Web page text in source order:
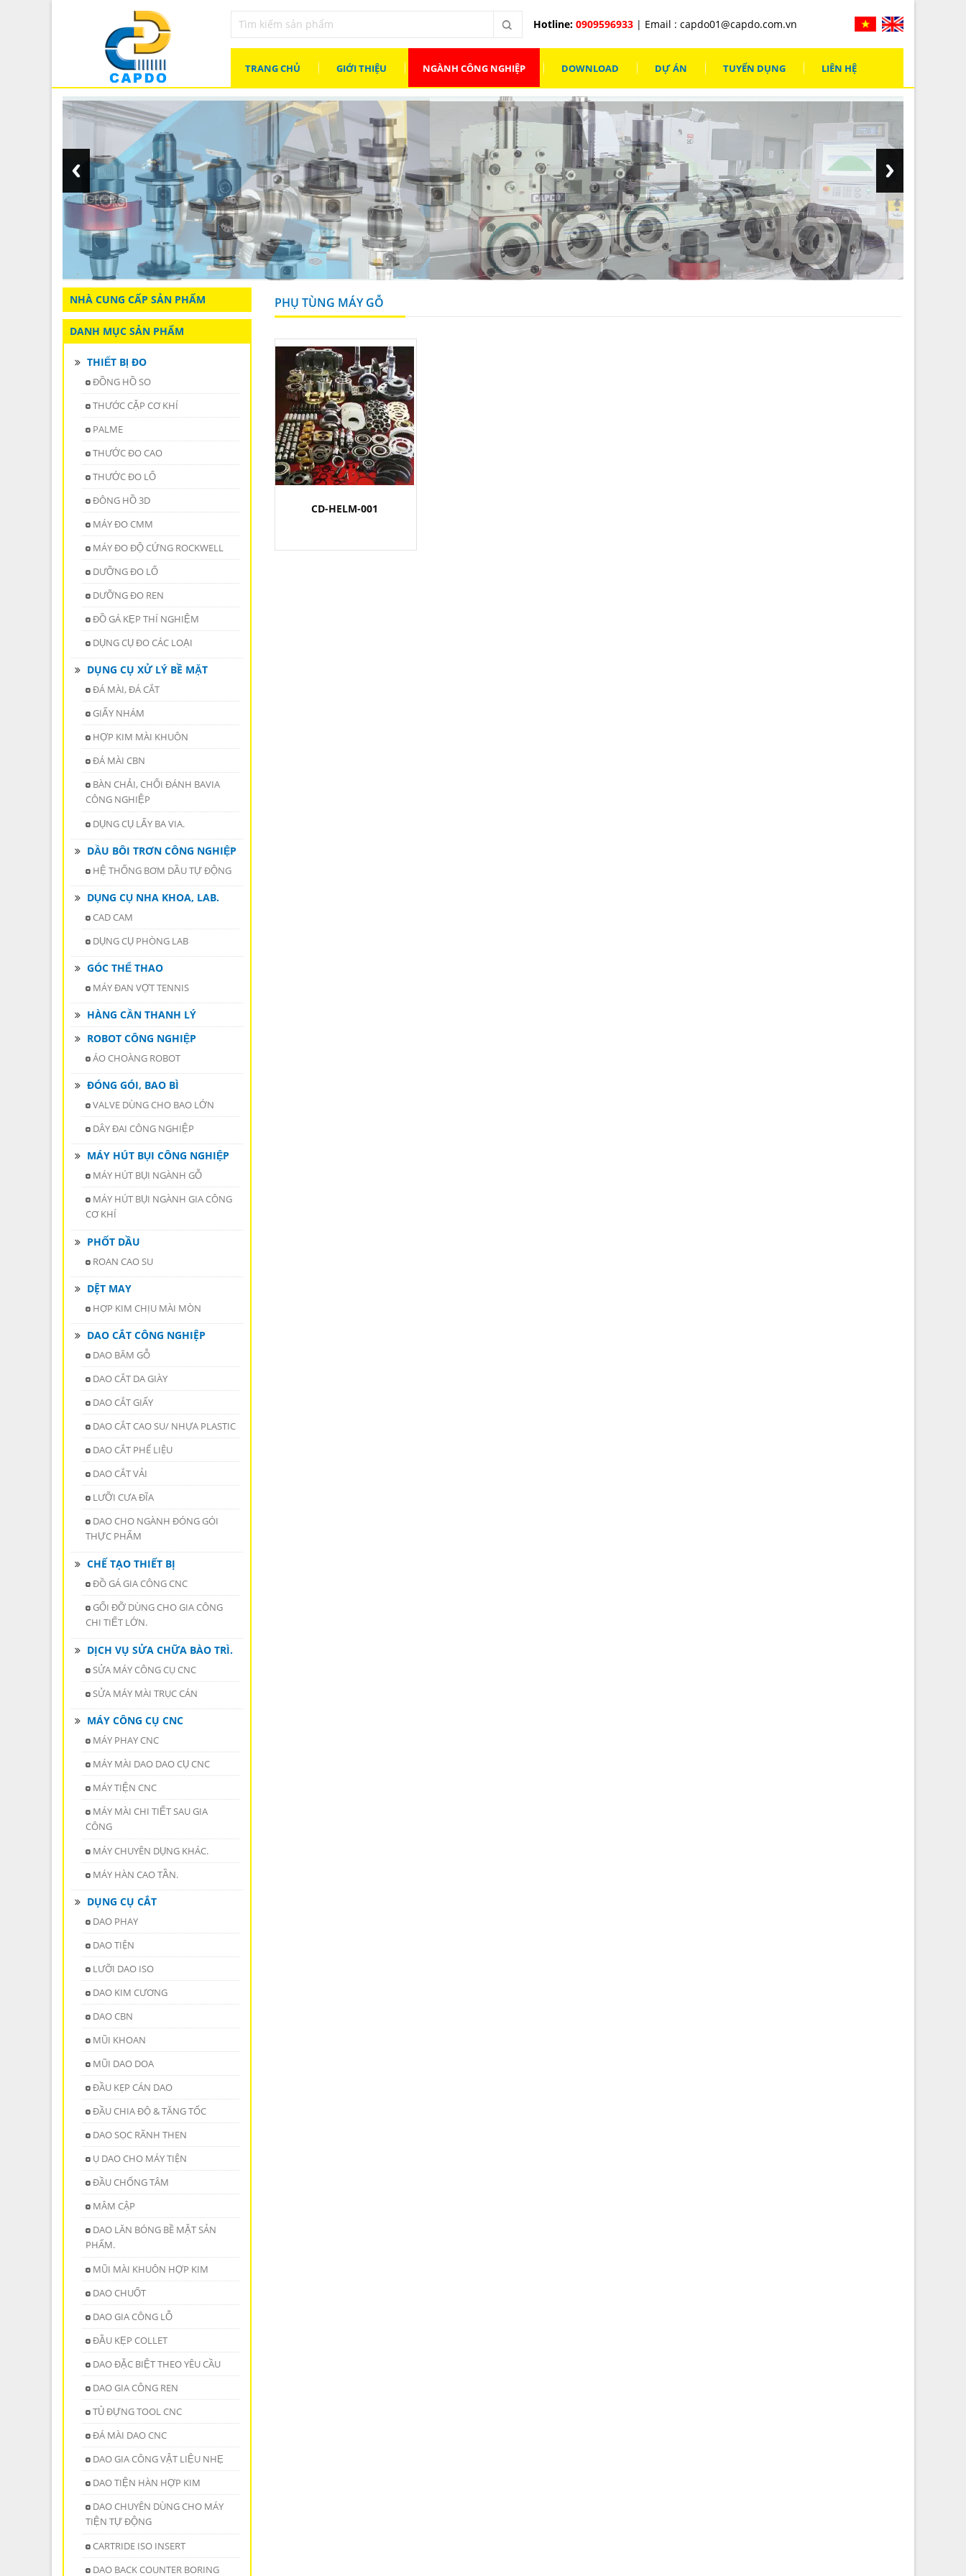
Hotline:0909596933 | Email :capdo01@capdo.com.vn
TRANG CHỦ GIỚI THIỆU NGÀNH CÔNG NGHIỆP DOWNLOAD DỰ ÁN TUYỂN DỤNG LIÊN HỆ
NHÀ CUNG CẤP SẢN PHẨM
DANH MỤC SẢN PHẨM
THIẾT BỊ ĐO
ĐỒNG HỒ SO
THƯỚC CẶP CƠ KHÍ
PALME
THƯỚC ĐO CAO
THƯỚC ĐO LỔ
ĐÔNG HỒ 3D
MÁY ĐO CMM
MÁY ĐO ĐỘ CỨNG ROCKWELL
DƯỠNG ĐO LỔ
DƯỠNG ĐO REN
ĐỒ GÁ KẸP THÍ NGHIỆM
DỤNG CỤ ĐO CÁC LOẠI
DỤNG CỤ XỬ LÝ BỀ MẶT
ĐÁ MÀI, ĐÁ CẮT
GIẤY NHÁM
HỢP KIM MÀI KHUÔN
ĐÁ MÀI CBN
BÀN CHẢI, CHỔI ĐÁNH BAVIA
CÔNG NGHIỆP
DỤNG CỤ LẤY BA VIA.
DẦU BÔI TRƠN CÔNG NGHIỆP
HỆ THỐNG BƠM DẦU TỰ ĐỘNG
DỤNG CỤ NHA KHOA, LAB.
CAD CAM
DỤNG CỤ PHÒNG LAB
GÓC THỂ THAO
MÁY ĐAN VỢT TENNIS
HÀNG CẦN THANH LÝ
ROBOT CÔNG NGHIỆP
ÁO CHOÀNG ROBOT
ĐÓNG GÓI, BAO BÌ
VALVE DÙNG CHO BAO LỚN
DÂY ĐAI CÔNG NGHIỆP
MÁY HÚT BỤI CÔNG NGHIỆP
MÁY HÚT BỤI NGÀNH GỖ
MÁY HÚT BỤI NGÀNH GIA CÔNG
CƠ KHÍ
PHỐT DẦU
ROAN CAO SU
DỆT MAY
HỢP KIM CHỊU MÀI MÒN
DAO CẮT CÔNG NGHIỆP
DAO BĂM GỖ
DAO CẮT DA GIÀY
DAO CẮT GIẤY
DAO CẮT CAO SU/ NHỰA PLASTIC
DAO CẮT PHẾ LIỆU
DAO CẮT VẢI
LƯỠI CƯA ĐĨA
DAO CHO NGÀNH ĐÓNG GÓI
THỰC PHẨM
CHẾ TẠO THIẾT BỊ
ĐỒ GÁ GIA CÔNG CNC
GỐI ĐỠ DÙNG CHO GIA CÔNG
CHI TIẾT LỚN.
DỊCH VỤ SỬA CHỮA BÀO TRÌ.
SỬA MÁY CÔNG CỤ CNC
SỬA MÁY MÀI TRỤC CÁN
MÁY CÔNG CỤ CNC
MÁY PHAY CNC
MÁY MÀI DAO DAO CỤ CNC
MÁY TIỆN CNC
MÁY MÀI CHI TIẾT SAU GIA
CÔNG
MÁY CHUYÊN DỤNG KHÁC.
MÁY HÀN CAO TẦN.
DỤNG CỤ CẮT
DAO PHAY
DAO TIỆN
LƯỠI DAO ISO
DAO KIM CƯƠNG
DAO CBN
MŨI KHOAN
MŨI DAO DOA
ĐẦU KẸP CÁN DAO
ĐẦU CHIA ĐỘ & TĂNG TỐC
DAO SỌC RÃNH THEN
Ụ DAO CHO MÁY TIỆN
ĐẦU CHỐNG TÂM
MÂM CẬP
DAO LĂN BÓNG BỀ MẶT SẢN
PHẨM.
MŨI MÀI KHUÔN HỢP KIM
DAO CHUỐT
DAO GIA CÔNG LỖ
ĐẦU KẸP COLLET
DAO ĐẶC BIỆT THEO YÊU CẦU
DAO GIA CÔNG REN
TỦ ĐỰNG TOOL CNC
ĐÁ MÀI DAO CNC
DAO GIA CÔNG VẬT LIỆU NHẸ
DAO TIỆN HÀN HỢP KIM
DAO CHUYÊN DÙNG CHO MÁY
TIỆN TỰ ĐỘNG
CARTRIDE ISO INSERT
DAO BACK COUNTER BORING
PHỤ TÙNG MÁY GỖ
CD-HELM-001